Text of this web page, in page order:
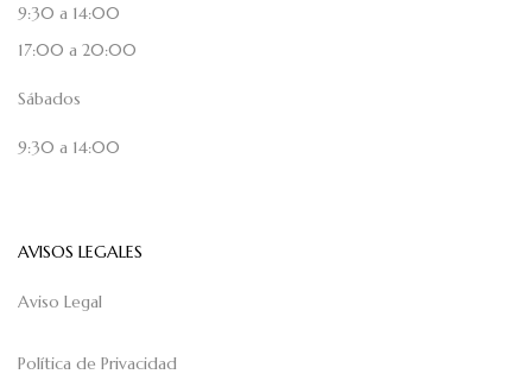
9:30 a 14:00
17:00 a 20:00
Sábados
9:30 a 14:00
AVISOS LEGALES
Aviso Legal
Política de Privacidad